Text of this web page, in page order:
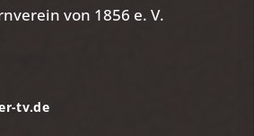
von 1856 e. V.
tv.de